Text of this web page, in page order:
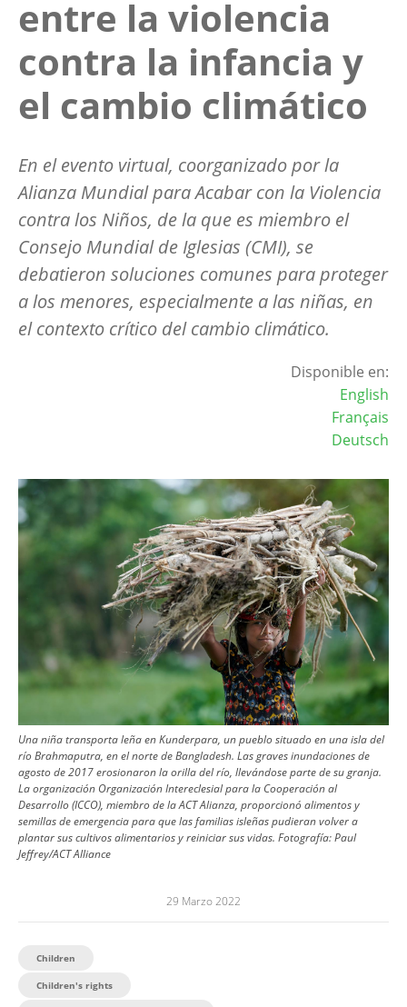
entre la violencia
contra la infancia y
el cambio climático
En el evento virtual, coorganizado por la
Alianza Mundial para Acabar con la Violencia
contra los Niños, de la que es miembro el
Consejo Mundial de Iglesias (CMI), se
debatieron soluciones comunes para proteger
a los menores, especialmente a las niñas, en
el contexto crítico del cambio climático.
Disponible en:
English
Français
Deutsch
Image
Una niña transporta leña en Kunderpara, un pueblo situado en una isla del
río Brahmaputra, en el norte de Bangladesh. Las graves inundaciones de
agosto de 2017 erosionaron la orilla del río, llevándose parte de su granja.
La organización Organización Intereclesial para la Cooperación al
Desarrollo (ICCO), miembro de la ACT Alianza, proporcionó alimentos y
semillas de emergencia para que las familias isleñas pudieran volver a
plantar sus cultivos alimentarios y reiniciar sus vidas. Fotografía:Paul
Jeffrey/ACT Alliance
29 Marzo 2022
Children
Children's rights